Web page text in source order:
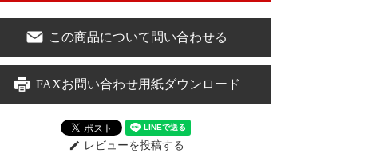
この商品について問い合わせる
FAXお問い合わせ用紙ダウンロード
edit レビューを投稿する